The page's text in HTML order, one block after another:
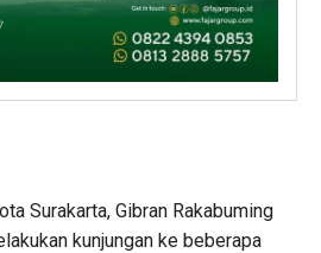
Surakarta, Gibran Rakabuming
kunjungan ke beberapa